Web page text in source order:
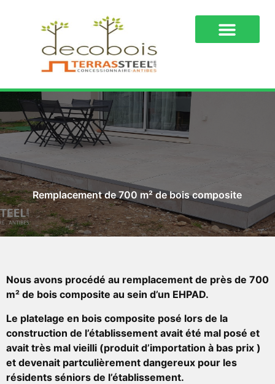
Remplacement de 700 m² de bois composite
Nous avons procédé au remplacement de près de 700
m² de bois composite au sein d’un EHPAD.
Le platelage en bois composite posé lors de la
construction de l’établissement avait été mal posé et
avait très mal vieilli (produit d’importation à bas prix )
et devenait partculièrement dangereux pour les
résidents séniors de l’établissement.